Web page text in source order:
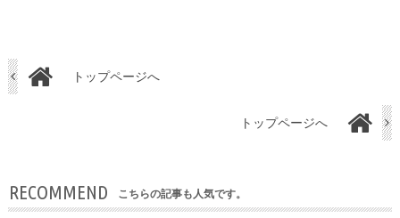
トップページへ
トップページへ
RECOMMEND こちらの記事も人気です。